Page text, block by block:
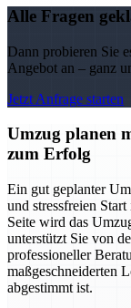
Alle Fragen
Dann probieren Sie
Angebot an – ganz
Jetzt Anfrage starten
Umzug planen
zum Erfolg
Ein gut geplanter
und stressfreien
Seite wird das
unterstützt Sie von
professioneller
maßgeschneiderten
abgestimmt ist.